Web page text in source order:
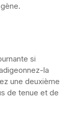
si
la
une deuxième
de tenue et de